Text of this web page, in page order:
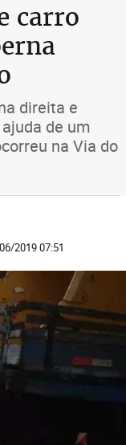
carro
direita e
de um
na Via do
2019 07:51